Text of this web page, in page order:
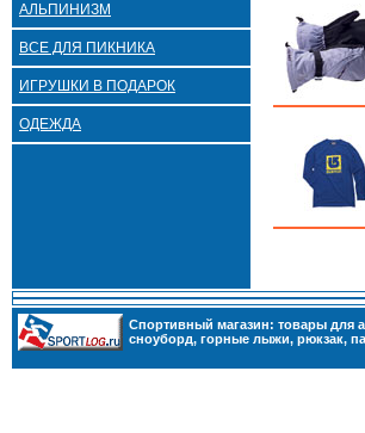
АЛЬПИНИЗМ
ВСЕ ДЛЯ ПИКНИКА
ИГРУШКИ В ПОДАРОК
ОДЕЖДА
Cпортивный магазин: товары для
сноуборд, горные лыжи, рюкзак,